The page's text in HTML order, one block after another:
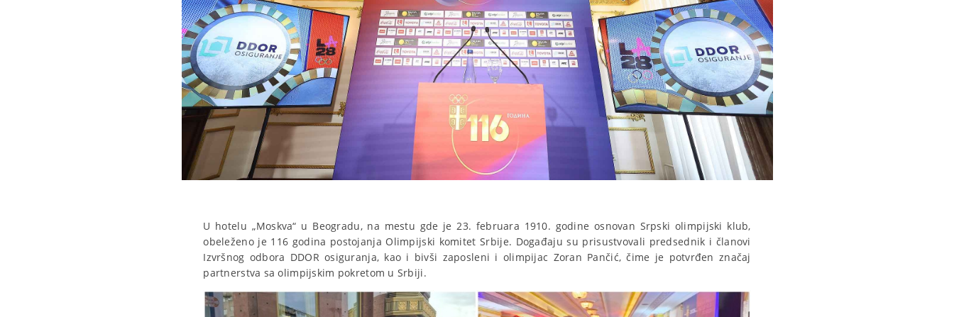
U hotelu „Moskva“ u Beogradu, na mestu gde je 23. februara 1910. godine osnovan Srpski olimpijski klub,
obeleženo je 116 godina postojanja Olimpijski komitet Srbije. Događaju su prisustvovali predsednik i članovi
Izvršnog odbora DDOR osiguranja, kao i bivši zaposleni i olimpijac Zoran Pančić, čime je potvrđen značaj
partnerstva sa olimpijskim pokretom u Srbiji.